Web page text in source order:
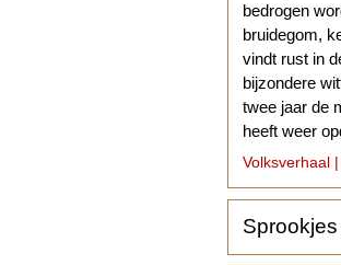
bedrogen
bruidegom,
vindt rust in
bijzondere
twee jaar de
heeft weer
Volksverhaal |